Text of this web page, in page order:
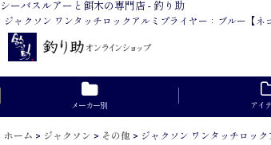
シーバスルアーと餌木の専門店 - 釣り助
ジャクソン ワンタッチロックアルミプライヤー：ブルー【
メーカー別 アイ
ホーム > ジャクソン > その他 > ジャクソン ワンタッチロッ